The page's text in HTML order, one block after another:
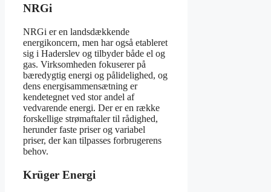
NRGi
NRGi er en landsdækkende
energikoncern, men har også etableret
sig i Haderslev og tilbyder både el og
gas. Virksomheden fokuserer på
bæredygtig energi og pålidelighed, og
dens energisammensætning er
kendetegnet ved stor andel af
vedvarende energi. Der er en række
forskellige strømaftaler til rådighed,
herunder faste priser og variabel
priser, der kan tilpasses forbrugerens
behov.
Krüger Energi